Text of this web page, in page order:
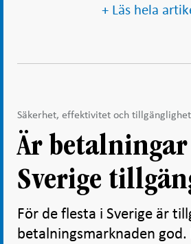
+ Läs hela
Säkerhet, effektivitet och tillgänglighet
Är
Sverige
För de flesta i Sverige är
betalningsmarknaden